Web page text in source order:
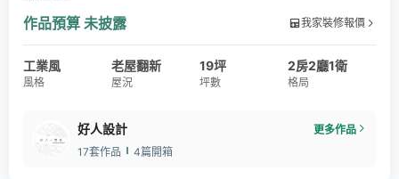
作品預算 未披露 我家裝修報價
工業風
風格
老屋翻新
屋況
19坪
坪數
2房2廳1衛
格局
好人設計
更多作品
17套作品
4篇開箱